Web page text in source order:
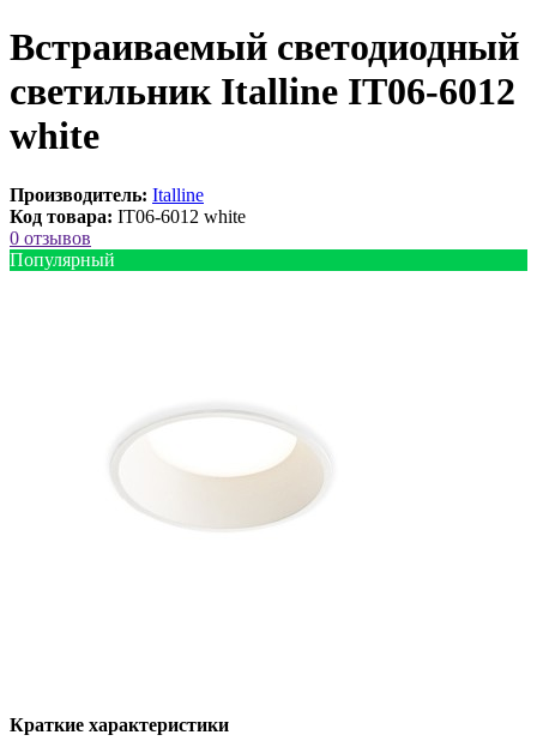
Встраиваемый светодиодный
светильник Italline IT06-6012
white
Производитель: Italline
Код товара: IT06-6012 white
0 отзывов
Популярный
Краткие характеристики